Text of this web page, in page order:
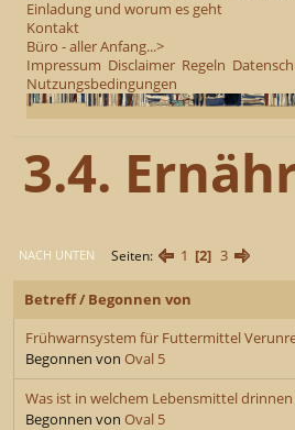
Einladung und worum es geht
Kontakt
Büro - aller Anfang...>
Impressum Disclaimer Regeln
Nutzungsbedingungen
3.4.
NACH UNTEN Seiten 1 2 3
Betreff/ Begonnen von
Frühwarnsystem für Futtermittel
Begonnen von Oval 5
Was ist in welchem Lebensmittel
Begonnen von Oval 5